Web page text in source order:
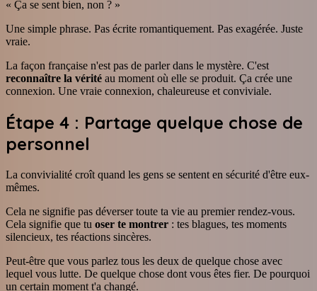
« Ça se sent bien, non ? »
Une simple phrase. Pas écrite romantiquement. Pas exagérée. Juste
vraie.
La façon française n'est pas de parler dans le mystère. C'est
reconnaître la vérité au moment où elle se produit. Ça crée une
connexion. Une vraie connexion, chaleureuse et conviviale.
Étape 4 : Partage quelque chose de
personnel
La convivialité croît quand les gens se sentent en sécurité d'être eux-
mêmes.
Cela ne signifie pas déverser toute ta vie au premier rendez-vous.
Cela signifie que tu oser te montrer : tes blagues, tes moments
silencieux, tes réactions sincères.
Peut-être que vous parlez tous les deux de quelque chose avec
lequel vous lutte. De quelque chose dont vous êtes fier. De pourquoi
un certain moment t'a changé.